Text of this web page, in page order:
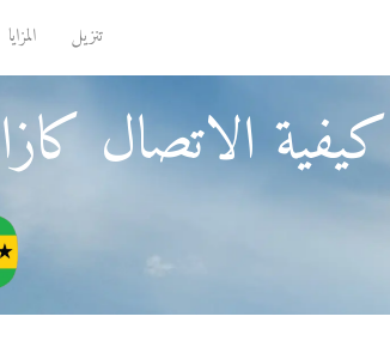
تنزيل المزايا
كيفية الاتصال